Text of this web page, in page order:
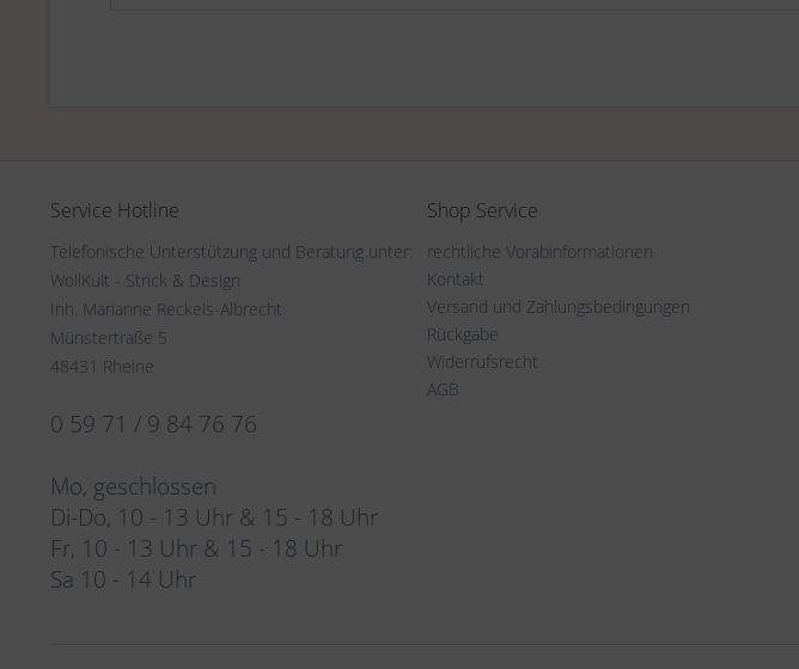
Service Hotline
Telefonische Unterstützung und Beratung unter:
WollKult - Strick & Design
Inh. Marianne Reckels-Albrecht
Münstertraße 5
48431 Rheine
0 59 71 / 9 84 76 76
Mo, geschlossen
Di-Do, 10 - 13 Uhr & 15 - 18 Uhr
Fr, 10 - 13 Uhr & 15 - 18 Uhr
Sa 10 - 14 Uhr
Shop Service
rechtliche Vorabinformationen
Kontakt
Versand und Zahlungsbedingungen
Rückgabe
Widerrufsrecht
AGB